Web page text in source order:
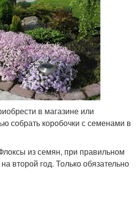
в магазине или
собрать коробочки с семенами в
из семян, при правильном
второй год. Только обязательно